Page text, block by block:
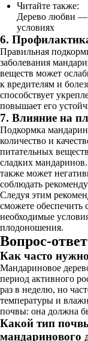
Читайте также:
Дерево любви —
условиях
6.
Правильная
заболевания
веществ может
к вредителям и
способствует
повышает его
7. Влияние на
Подкормка
количество и
питательных
сладких
также может
соблюдать
Следуя этим
сможете обеспечить
необходимые
плодоношения.
Вопрос-ответ
Как часто
Мандариновое
период активного
раз в неделю, но
температуры и
почвы: она должна
Какой тип
мандаринового